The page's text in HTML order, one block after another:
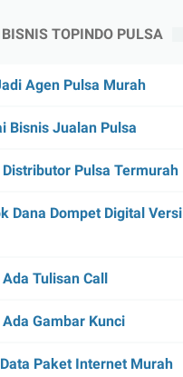
TOPINDO PULSA
Agen Pulsa Murah
Bisnis Jualan Pulsa
Pulsa Termurah
Dana Dompet Digital Versi
Tulisan Call
Gambar Kunci
Paket Internet Murah